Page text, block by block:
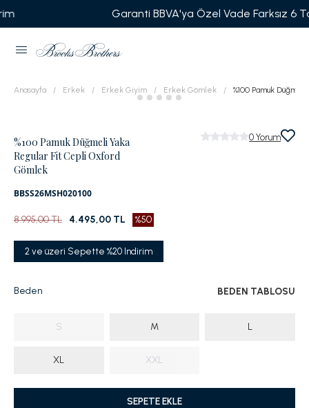
Garanti BBVA'ya Özel Vade Farksız 6 Taksit
Anasayfa Erkek Erkek Giyim Erkek Gömlek %100 Pamuk
%100 Pamuk Düğmeli Yaka
Regular Fit Cepli Oxford
Gömlek
BBSS26MSH020100
0 Yorum
8.995,00 TL 4.495,00 TL %50
2 ve üzeri Sepette %20 Indirim
Beden BEDEN TABLOSU
S M L
XL XXL
SEPETE EKLE